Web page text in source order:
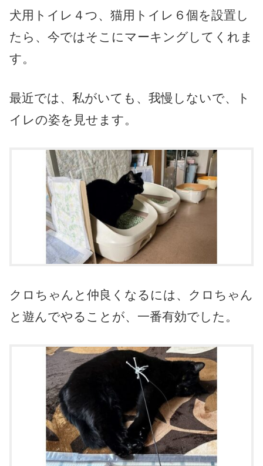
犬用トイレ４つ、猫用トイレ６個を設置し
たら、今ではそこにマーキングしてくれま
す。
最近では、私がいても、我慢しないで、ト
イレの姿を見せます。
クロちゃんと仲良くなるには、クロちゃん
と遊んでやることが、一番有効でした。